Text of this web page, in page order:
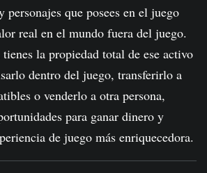
personajes que posees en el juego
real en el mundo fuera del juego.
la propiedad total de ese activo
dentro del juego, transferirlo a
o venderlo a otra persona,
para ganar dinero y
de juego más enriquecedora.